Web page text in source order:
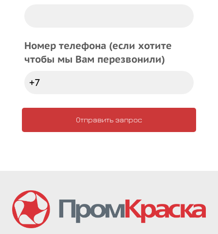
Номер телефона (если хотите
чтобы мы Вам перезвонили)
Отправить запрос